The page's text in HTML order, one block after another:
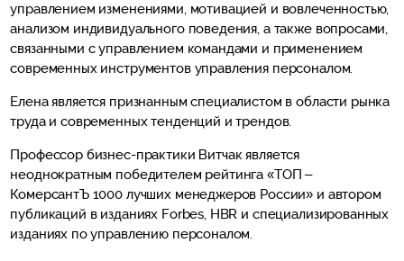
управлением изменениями, мотивацией и вовлеченностью,
анализом индивидуального поведения, а также вопросами,
связанными с управлением командами и применением
современных инструментов управления персоналом.
Елена является признанным специалистом в области рынка
труда и современных тенденций и трендов.
Профессор бизнес-практики Витчак является
неоднократным победителем рейтинга «ТОП –
КомерсантЪ 1000 лучших менеджеров России» и автором
публикаций в изданиях Forbes, HBR и специализированных
изданиях по управлению персоналом.